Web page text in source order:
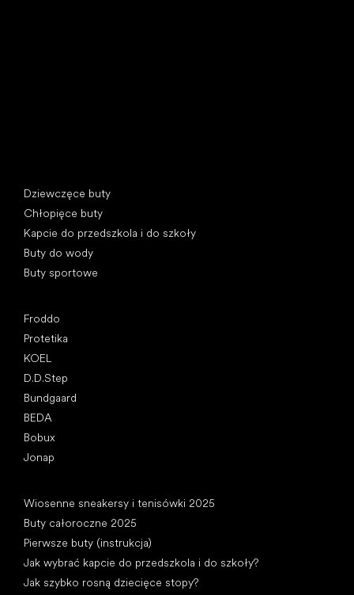
Dziewczęce buty
Chłopięce buty
Kapcie do przedszkola i do szkoły
Buty do wody
Buty sportowe
Froddo
Protetika
KOEL
D.D.Step
Bundgaard
BEDA
Bobux
Jonap
Wiosenne sneakersy i tenisówki 2025
Buty całoroczne 2025
Pierwsze buty (instrukcja)
Jak wybrać kapcie do przedszkola i do szkoły?
Jak szybko rosną dziecięce stopy?